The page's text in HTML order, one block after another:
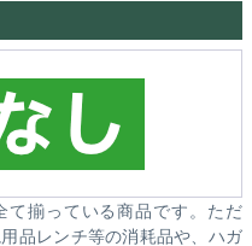
揃っている商品です。ただ
品レンチ等の消耗品や、ハガ